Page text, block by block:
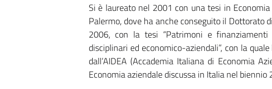
Si è laureato nel 2001 con una tesi in
Palermo, dove ha anche conseguito il Dottorato
2006, con la tesi “Patrimoni e
disciplinari ed economico-aziendali”, con la
dall’AIDEA (Accademia Italiana di Economia
Economia aziendale discussa in Italia nel